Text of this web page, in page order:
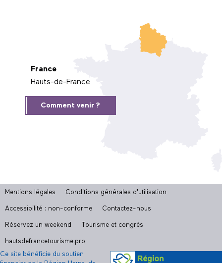
France
Hauts-de-France
Comment venir ?
Mentions légales Conditions générales d'utilisation
Accessibilité : non-conforme Contactez-nous
Réservez un weekend Tourisme et congrès
hautsdefrancetourisme.pro
Ce site bénéficie du soutien